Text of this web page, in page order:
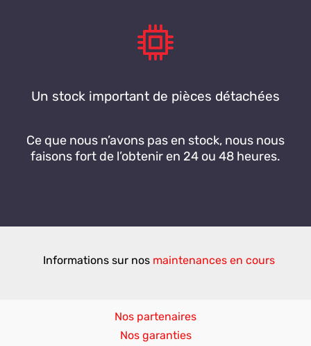
Un stock important de pièces détachées
Ce que nous n’avons pas en stock, nous nous
faisons fort de l’obtenir en 24 ou 48 heures.
Informations sur nos maintenances en cours
Nos partenaires
Nos garanties